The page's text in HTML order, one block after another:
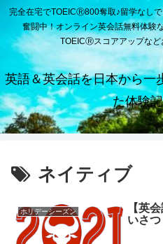
完全在宅でTOEICⓇ800奪取♪留学なし
奮闘中！オンライン英会話無料体験
TOEICⓇスコアアップな
英語＆英会話を日本から一
た体験
ネイティブ
ホリデーシーズン
【英
いさ